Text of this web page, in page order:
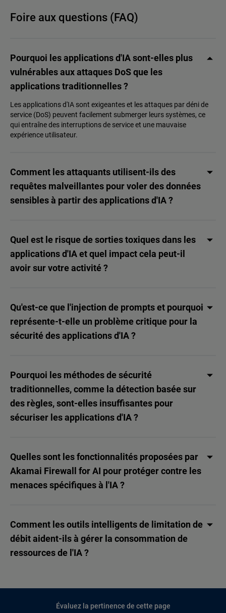
Foire aux questions (FAQ)
Pourquoi les applications d'IA sont-elles plus
vulnérables aux attaques DoS que les
applications traditionnelles ?
Les applications d'IA sont exigeantes et les attaques par déni de
service (DoS) peuvent facilement submerger leurs systèmes, ce
qui entraîne des interruptions de service et une mauvaise
expérience utilisateur.
Comment les attaquants utilisent-ils des
requêtes malveillantes pour voler des données
sensibles à partir des applications d'IA ?
Quel est le risque de sorties toxiques dans les
applications d'IA et quel impact cela peut-il
avoir sur votre activité ?
Qu'est-ce que l'injection de prompts et pourquoi
représente-t-elle un problème critique pour la
sécurité des applications d'IA ?
Pourquoi les méthodes de sécurité
traditionnelles, comme la détection basée sur
des règles, sont-elles insuffisantes pour
sécuriser les applications d'IA ?
Quelles sont les fonctionnalités proposées par
Akamai Firewall for AI pour protéger contre les
menaces spécifiques à l'IA ?
Comment les outils intelligents de limitation de
débit aident-ils à gérer la consommation de
ressources de l'IA ?
Évaluez la pertinence de cette page